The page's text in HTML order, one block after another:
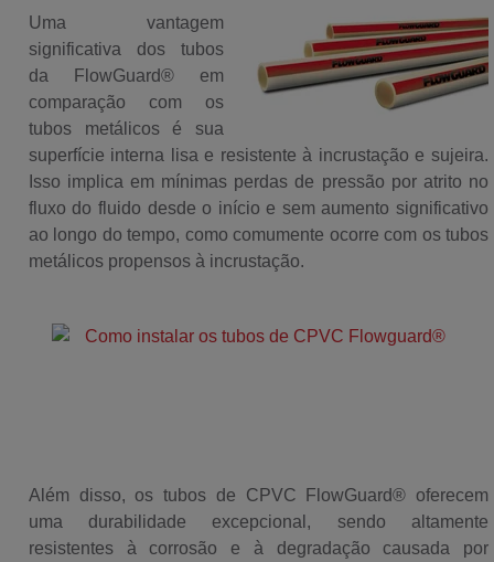
Uma vantagem
significativa dos tubos
da FlowGuard® em
comparação com os
tubos metálicos é sua
superfície interna lisa e resistente à incrustação e sujeira.
Isso implica em mínimas perdas de pressão por atrito no
fluxo do fluido desde o início e sem aumento significativo
ao longo do tempo, como comumente ocorre com os tubos
metálicos propensos à incrustação.
Além disso, os tubos de CPVC FlowGuard® oferecem
uma durabilidade excepcional, sendo altamente
resistentes à corrosão e à degradação causada por